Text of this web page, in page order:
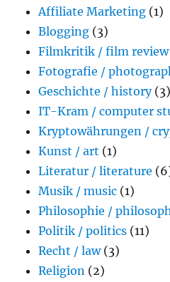
Affiliate Marketing (1)
Blogging (3)
Filmkritik / film review
Fotografie /
Geschichte / history(3)
IT-Kram / computer
Kryptowährungen /
Kunst / art (1)
Literatur / literature
Musik / music (1)
Philosophie /
Politik / politics (11)
Recht / law(3)
Religion (2)